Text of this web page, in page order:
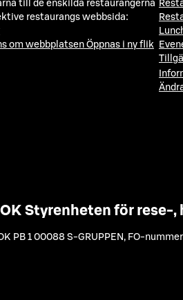
till de enskilda restaurangerna
restaurangs webbsida:
om webbplatsen Öppnas i ny flik
Styrenheten för rese-
PB 1 00088 S-GRUPPEN , FO-